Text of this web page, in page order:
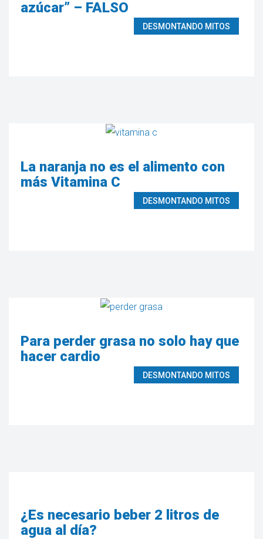
azúcar” – FALSO
DESMONTANDO MITOS
La naranja no es el alimento con
más Vitamina C
DESMONTANDO MITOS
Para perder grasa no solo hay que
hacer cardio
DESMONTANDO MITOS
¿Es necesario beber 2 litros de
agua al día?